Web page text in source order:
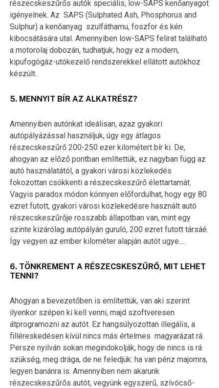
részecskeszűrős autók speciális, low-SAPS kenőanyagot
igényelnek. Az SAPS (Sulphated Ash, Phosphorus and
Sulphur) a kenőanyag szulfáthamu, foszfor és kén
kibocsátására utal. Amennyiben low-SAPS felirat található
a motorolaj dobozán, tudhatjuk, hogy ez a modern,
kipufogógáz-utókezelő rendszerekkel ellátott autókhoz
készült.
5. MENNYIT BÍR AZ ALKATRÉSZ?
Amennyiben autónkat ideálisan, azaz gyakori
autópályázással használjuk, úgy egy átlagos
részecskeszűrő 200-250 ezer kilométert bír ki. De,
ahogyan az előző pontban említettük, ez nagyban függ az
autó használatától, a gyakori városi közlekedés
fokozottan csökkenti a részecskeszűrő élettartamát.
Vagyis paradox módon könnyen előfordulhat, hogy egy 80
ezret futott, gyakori városi közlekedésre használt autó
részecskeszűrője rosszabb állapotban van, mint egy
szinte kizárólag autópályán guruló, 200 ezret futott társáé.
Így vegyen az ember kilométer alapján autót ugye….
6. TÖNKREMENT A RÉSZECSKESZŰRŐ, MIT LEHET
TENNI?
Ahogyan a bevezetőben is említettük, van aki szerint
ilyenkor szépen ki kell venni, majd szoftveresen
átprogramozni az autót. Ez hangsúlyozottan illegális, a
filléreskedésen kívül nincs más értelmes magyarázat rá.
Persze nyilván sokan megindokolják, hogy de nincs is rá
szükség, meg drága, de ne feledjük: ha van pénz majomra,
legyen banánra is. Amennyiben nem akarunk
részecskeszűrős autót, vegyünk egyszerű, szívócső-